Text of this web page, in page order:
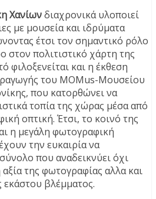
Χανίωνδιαχρονικά υλοποιεί
με μουσεία και ιδρύματα
έτσι τον σημαντικό ρόλο
στον πολιτιστικό χάρτη της
φιλοξενείται και η έκθεση
του MOMus-Μουσείου
που κατορθώνει να
τοπία της χώρας μέσα από
οπτική. Έτσι, το κοινό της
η μεγάλη φωτογραφική
την ευκαιρία να
που αναδεικνύει όχι
της φωτογραφίας αλλα και
εκάστου βλέμματος.